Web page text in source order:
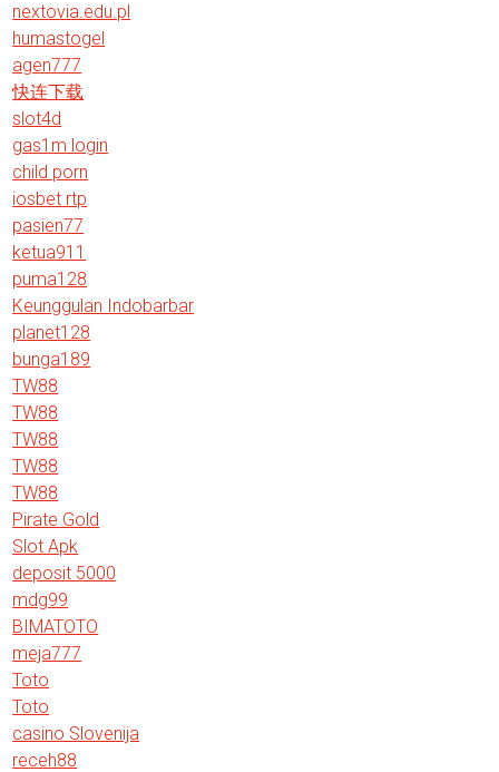
nextovia.edu.pl
humastogel
agen777
快连下载
slot4d
gas1m login
child porn
iosbet rtp
pasien77
ketua911
puma128
Keunggulan Indobarbar
planet128
bunga189
TW88
TW88
TW88
TW88
TW88
Pirate Gold
Slot Apk
deposit 5000
mdg99
BIMATOTO
meja777
Toto
Toto
casino Slovenija
receh88